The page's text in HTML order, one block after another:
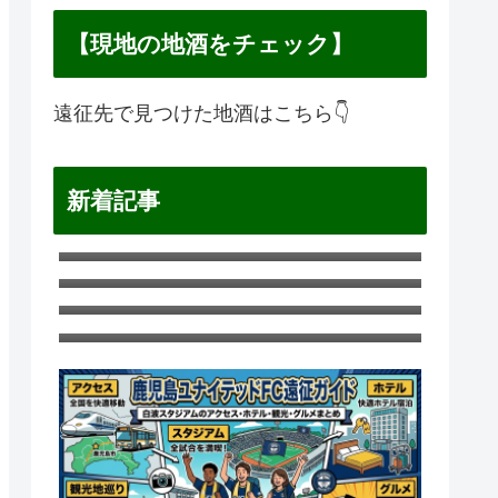
【現地の地酒をチェック】
遠征先で見つけた地酒はこちら👇
新着記事
横浜F・マリノス遠征ガイド｜日産ス
タジアムのアクセス・ホテル・観
光・グルメまとめ
ギラヴァンツ北九州遠征ガイド｜ミ
クニワールドスタジアム北九州のア
クセス・ホテル・観光・グルメまと
め
愛媛FC遠征ガイド｜ニンジニアスタ
ジアムのアクセス・ホテル・観光・
グルメまとめ
松本山雅遠征ガイド｜サンプロアル
ウィンのアクセス・ホテル・観光・
グルメまとめ